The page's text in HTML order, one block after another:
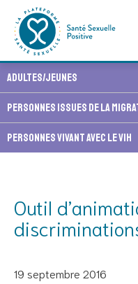
to
content
Adultes/Jeunes
Personnes issues de la
Personnes vivant avec le VIH
Outil
19 septembre 2016